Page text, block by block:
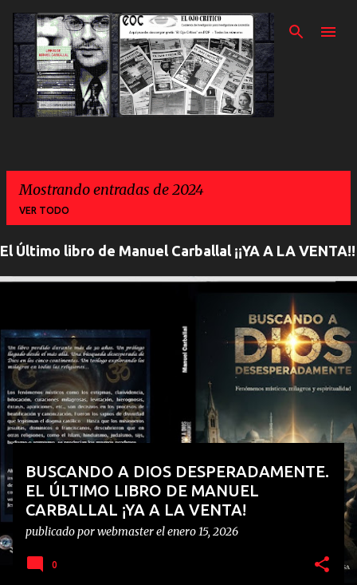
Ir al contenido
Mostrando entradas de 2024
VER TODO
n
r
a
a
s
El Último libro de Manuel Carballal ¡¡YA A LA VENTA!!
BUSCANDO A DIOS DESPERADAMENTE.
EL ÚLTIMO LIBRO DE MANUEL
CARBALLAL ¡YA A LA VENTA!
publicado porwebmasterelenero 15, 2026
0